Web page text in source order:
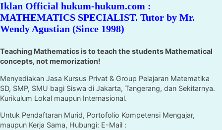
Iklan Official hukum-hukum.com :
MATHEMATICS SPECIALIST. Tutor by Mr.
Wendy Agustian (Since 1998)
Teaching Mathematics is to teach the students Mathematical
concepts, not memorization!
Menyediakan Jasa Kursus Privat & Group Pelajaran Matematika
SD, SMP, SMU bagi Siswa di Jakarta, Tangerang, dan Sekitarnya.
Kurikulum Lokal maupun Internasional.
Untuk Pendaftaran Murid, Portofolio Kompetensi Mengajar,
maupun Kerja Sama, Hubungi: E-Mail :